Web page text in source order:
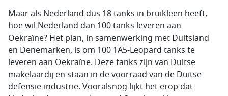
Maar als Nederland dus 18 tanks in bruikleen heeft,
hoe wil Nederland dan 100 tanks leveren aan
Oekraïne? Het plan, in samenwerking met Duitsland
en Denemarken, is om 100 1A5-Leopard tanks te
leveren aan Oekraïne. Deze tanks zijn van Duitse
makelaardij en staan in de voorraad van de Duitse
defensie-industrie. Vooralsnog lijkt het erop dat